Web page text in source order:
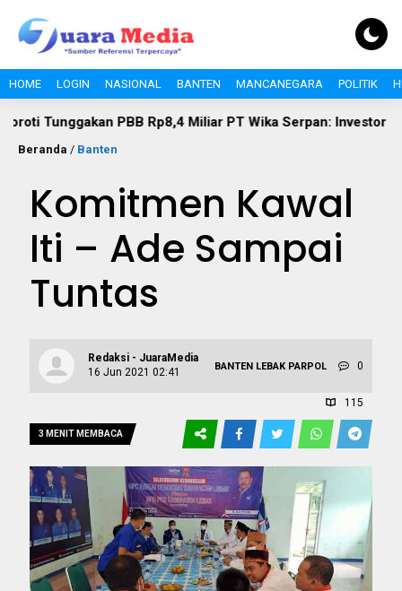
HOME LOGIN NASIONAL BANTEN MANCANEGARA POLITIK
PBB Rp8,4 Miliar PT Wika Serpan: Investor Besar Tak
Beranda / Banten
Komitmen Kawal
Iti – Ade Sampai
Tuntas
Redaksi - JuaraMedia
16 Jun 2021 02:41
BANTEN LEBAK PARPOL 0
115
3 MENIT MEMBACA